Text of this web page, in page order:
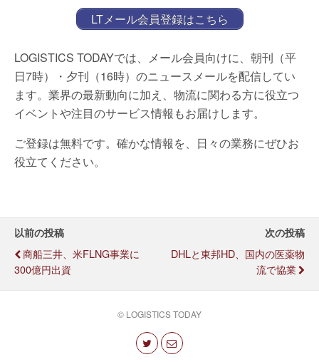
LTメール会員登録はこちら
LOGISTICS TODAYでは、メール会員向けに、朝刊（平
日7時）・夕刊（16時）のニュースメールを配信してい
ます。業界の最新動向に加え、物流に関わる方に役立つ
イベントや注目のサービス情報もお届けします。
ご登録は無料です。確かな情報を、日々の業務にぜひお
役立てください。
以前の投稿
商船三井、米FLNG事業に
300億円出資
次の投稿
DHLと東邦HD、国内の医薬物
流で協業
© LOGISTICS TODAY